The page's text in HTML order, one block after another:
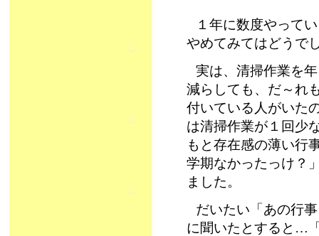
１年に数度やって
やめてみてはどうで
実は、清掃作業を
減らしても、だ～れ
付いている人がいた
は清掃作業が１回少
もと存在感の薄い行
学期なかったっけ？
ました。
だいたい「あの行
に聞いたとすると…